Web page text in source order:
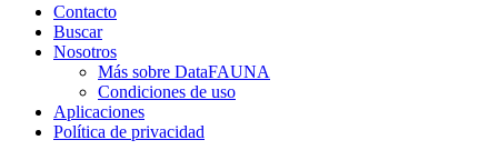
Contacto
Buscar
Nosotros
Más sobre DataFAUNA
Condiciones de uso
Aplicaciones
Política de privacidad